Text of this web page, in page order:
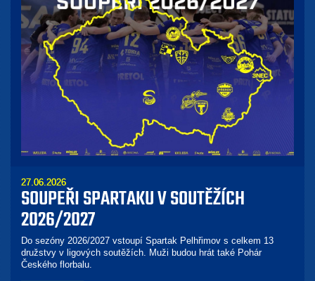
27.06.2026
SOUPEŘI SPARTAKU V SOUTĚŽÍCH
2026/2027
Do sezóny 2026/2027 vstoupí Spartak Pelhřimov s celkem 13
družstvy v ligových soutěžích. Muži budou hrát také Pohár
Českého florbalu.